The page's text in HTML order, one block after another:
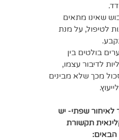
שאינו מתאים
לטיפול, על מנת
בולטים בין
לדיבור עצמו,
מכך שלא מבינים
שפתי- יש
תקשורת
הבאים: